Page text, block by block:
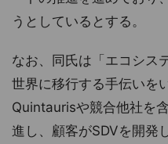
うとしているとする。
なお、同氏は「エコシス
世界に移行する手伝いを
Quintaurisや競合他社を
進し、顧客がSDVを開発